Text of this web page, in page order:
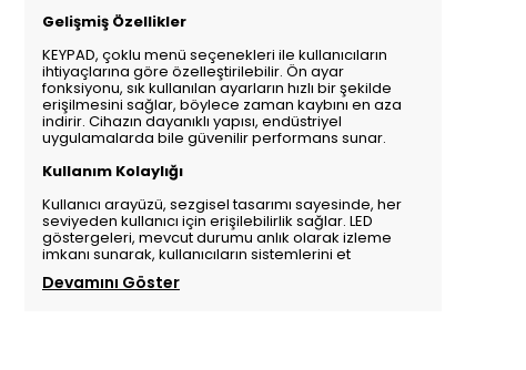
Gelişmiş Özellikler
KEYPAD, çoklu menü seçenekleri ile kullanıcıların
ihtiyaçlarına göre özelleştirilebilir. Ön ayar
fonksiyonu, sık kullanılan ayarların hızlı bir şekilde
erişilmesini sağlar, böylece zaman kaybını en aza
indirir. Cihazın dayanıklı yapısı, endüstriyel
uygulamalarda bile güvenilir performans sunar.
Kullanım Kolaylığı
Kullanıcı arayüzü, sezgisel tasarımı sayesinde, her
seviyeden kullanıcı için erişilebilirlik sağlar. LED
göstergeleri, mevcut durumu anlık olarak izleme
imkanı sunarak, kullanıcıların sistemlerini et
Devamını Göster